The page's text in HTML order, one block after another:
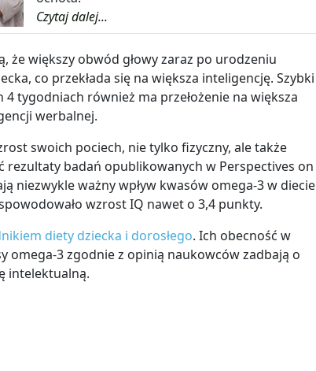
Czytaj dalej...
że większy obwód głowy zaraz po urodzeniu
co przekłada się na większa inteligencję. Szybki
tygodniach również ma przełożenie na większa
werbalnej.
swoich pociech, nie tylko fizyczny, ale także
badań opublikowanych w Perspectives on
niezwykle ważny wpływ kwasów omega-3 w diecie
wzrost IQ nawet o 3,4 punkty.
diety dziecka i dorosłego. Ich obecność w
omega-3 zgodnie z opinią naukowców zadbają o
intelektualną.